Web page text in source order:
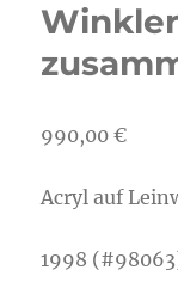
990,00€
Acryl auf
1998